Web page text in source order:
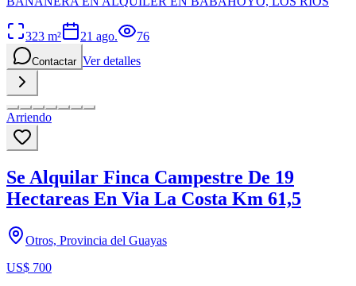
323 m² 21 ago. 76
Contactar Ver detalles
Arriendo
Se Alquilar Finca Campestre De 19
Hectareas En Via La Costa Km 61,5
Otros, Provincia del Guayas
US$ 700